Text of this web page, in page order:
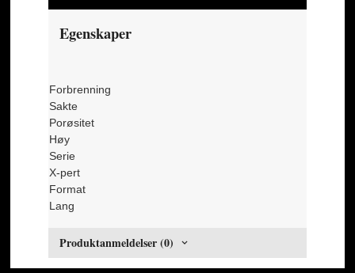
Egenskaper
Forbrenning
Sakte
Porøsitet
Høy
Serie
X-pert
Format
Lang
Produktanmeldelser (0)